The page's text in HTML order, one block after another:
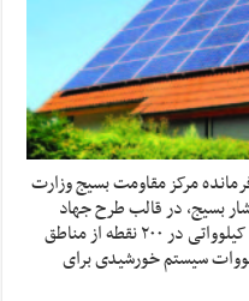
مرکز مقاومت بسیج وزارت
بسیج، در قالب طرح جهاد
روشنایی ۳ هزار پنل خورشیدی خانگی پنج کیلوواتی در ۲۰۰ نقطه از مناطق
سیستم خورشیدی برای